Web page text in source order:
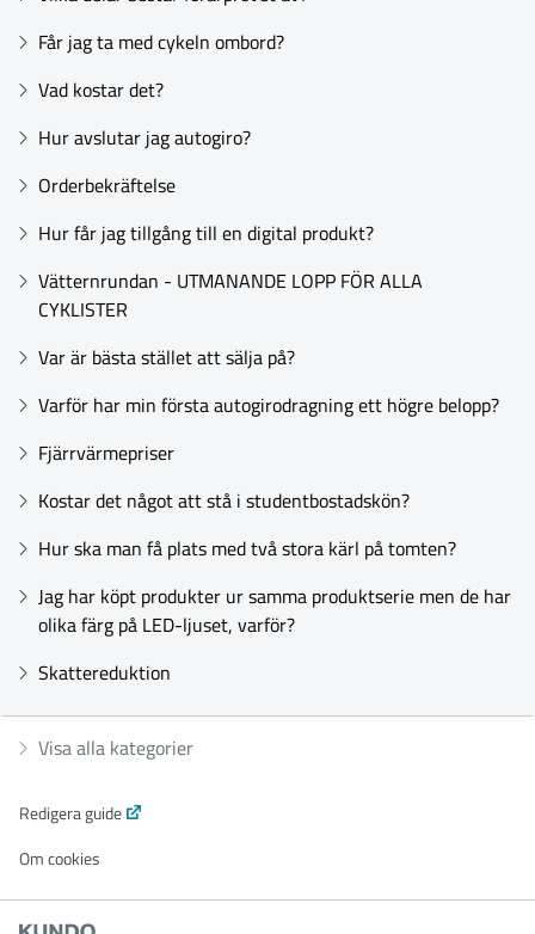
Får jag ta med cykeln ombord?
Vad kostar det?
Hur avslutar jag autogiro?
Orderbekräftelse
Hur får jag tillgång till en digital produkt?
Vätternrundan - UTMANANDE LOPP FÖR ALLA
CYKLISTER
Var är bästa stället att sälja på?
Varför har min första autogirodragning ett högre belopp?
Fjärrvärmepriser
Kostar det något att stå i studentbostadskön?
Hur ska man få plats med två stora kärl på tomten?
Jag har köpt produkter ur samma produktserie men de har
olika färg på LED-ljuset, varför?
Skattereduktion
Visa alla kategorier
Redigera guide
Om cookies